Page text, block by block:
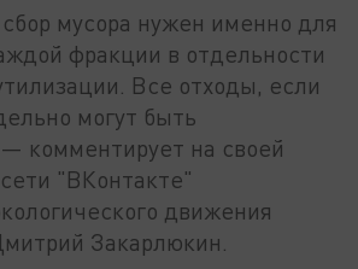
мусора нужен именно для
фракции в отдельности
Все отходы, если
могут быть
комментирует на своей
"ВКонтакте"
движения
Закарлюкин.